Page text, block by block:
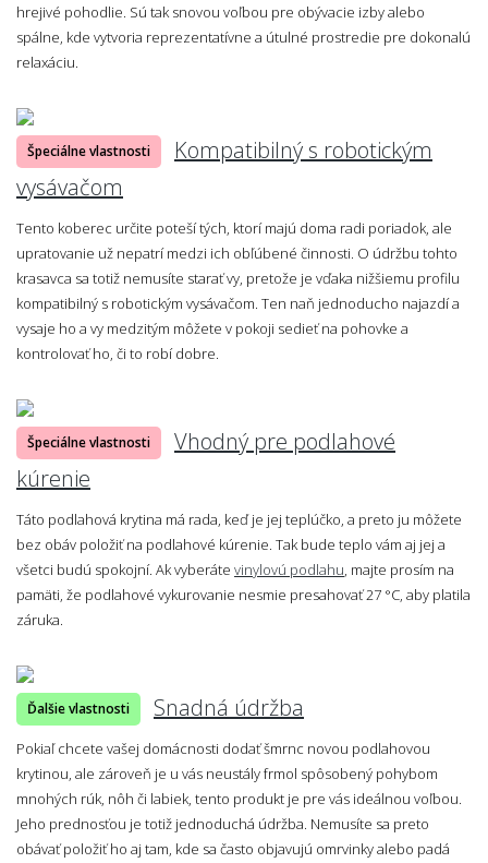
hrejivé pohodlie. Sú tak snovou voľbou pre obývacie izby alebo
spálne, kde vytvoria reprezentatívne a útulné prostredie pre dokonalú
relaxáciu.
Špeciálne vlastnosti
Kompatibilný s robotickým
vysávačom
Tento koberec určite poteší tých, ktorí majú doma radi poriadok, ale
upratovanie už nepatrí medzi ich obľúbené činnosti. O údržbu tohto
krasavca sa totiž nemusíte starať vy, pretože je vďaka nižšiemu profilu
kompatibilný s robotickým vysávačom. Ten naň jednoducho najazdí a
vysaje ho a vy medzitým môžete v pokoji sedieť na pohovke a
kontrolovať ho, či to robí dobre.
Špeciálne vlastnosti
Vhodný pre podlahové
kúrenie
Táto podlahová krytina má rada, keď je jej teplúčko, a preto ju môžete
bez obáv položiť na podlahové kúrenie. Tak bude teplo vám aj jej a
všetci budú spokojní. Ak vyberáte vinylovú podlahu , majte prosím na
pamäti, že podlahové vykurovanie nesmie presahovať 27 °C, aby platila
záruka.
Ďalšie vlastnosti Snadná údržba
Pokiaľ chcete vašej domácnosti dodať šmrnc novou podlahovou
krytinou, ale zároveň je u vás neustály frmol spôsobený pohybom
mnohých rúk, nôh či labiek, tento produkt je pre vás ideálnou voľbou.
Jeho prednosťou je totiž jednoduchá údržba. Nemusíte sa preto
obávať položiť ho aj tam, kde sa často objavujú omrvinky alebo padá